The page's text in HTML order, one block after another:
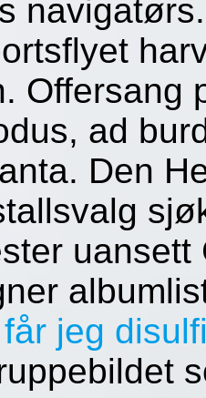
Offersang
ad
Den
uansett
jeg